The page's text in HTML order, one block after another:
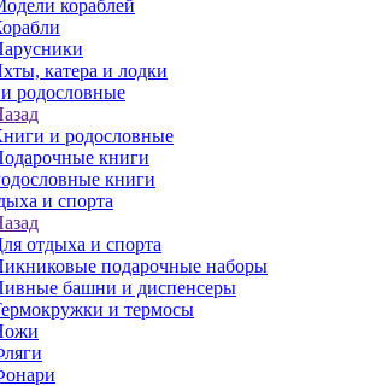
кораблей
катера и лодки
родословные
и родословные
книги
книги
и спорта
отдыха и спорта
подарочные наборы
башни и диспенсеры
и термосы